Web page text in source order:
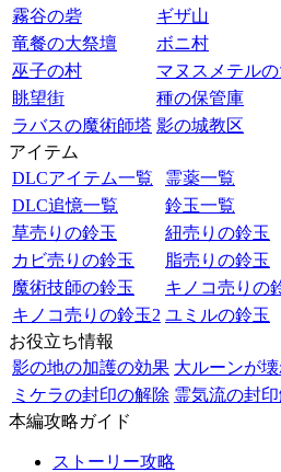
霧谷の砦
ギザ山
竜餐の大祭壇
ボニ村
巫子の村
マヌスメテル
眺望街
種の保管庫
ラバスの魔術師塔 影の城教区
アイテム
DLCアイテム一覧
霊薬一覧
DLC追憶一覧
鈴玉一覧
草売りの鈴玉
紐売りの鈴玉
カビ売りの鈴玉
脂売りの鈴玉
魔術技師の鈴玉
キノコ売りの
キノコ売りの鈴玉2 ユミルの鈴玉
お役立ち情報
影の地の加護の効果 大ルーンが壊
ミケラの封印の解除 霊気流の封
本編攻略ガイド
ストーリー攻略